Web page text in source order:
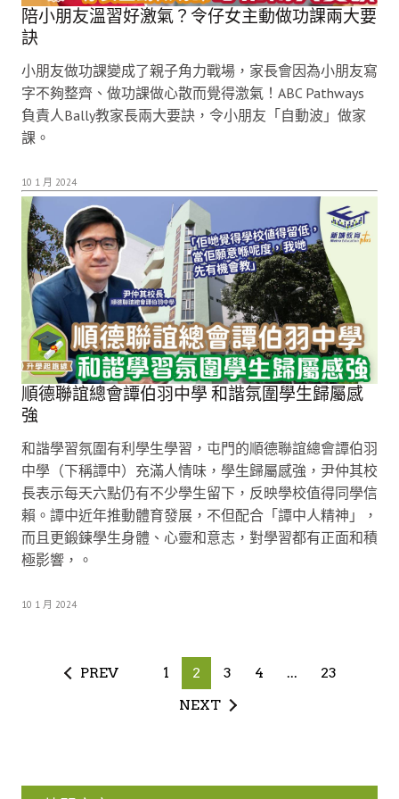
陪小朋友溫習好激氣？令仔女主動做功課兩大要
訣
小朋友做功課變成了親子角力戰場，家長會因為小朋友寫
字不夠整齊、做功課做心散而覺得激氣！ABC Pathways
負責人Bally教家長兩大要訣，令小朋友「自動波」做家
課。
10 1 月 2024
順德聯誼總會譚伯羽中學 和諧氛圍學生歸屬感
強
和諧學習氛圍有利學生學習，屯門的順德聯誼總會譚伯羽
中學（下稱譚中）充滿人情味，學生歸屬感強，尹仲其校
長表示每天六點仍有不少學生留下，反映學校值得同學信
賴。譚中近年推動體育發展，不但配合「譚中人精神」，
而且更鍛鍊學生身體、心靈和意志，對學習都有正面和積
極影響，。
10 1 月 2024
PREV 1 2 3 4 ...
23
NEXT